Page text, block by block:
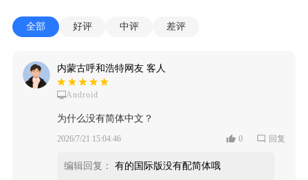
全部 好评 中评 差评
内蒙古呼和浩特网友 客人
Android
为什么没有简体中文？
2026/7/21 15:04:46 0 回复
编辑回复： 有的国际版没有配简体哦